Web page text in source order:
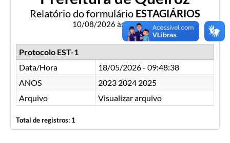
Relatório do formulário ESTAGIÁRIOS
10/08/2026 às 04:52:13
Protocolo EST-1
Data/Hora
18/05/2026 - 09:48:38
ANOS
2023 2024 2025
Arquivo
Visualizar arquivo
Total de registros: 1